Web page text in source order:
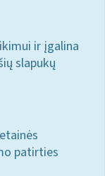
ir įgalina
slapukų
patirties